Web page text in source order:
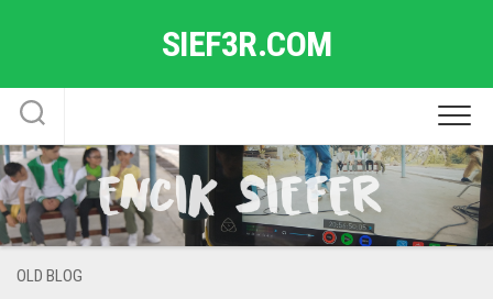
SIEF3R.COM
OLD BLOG